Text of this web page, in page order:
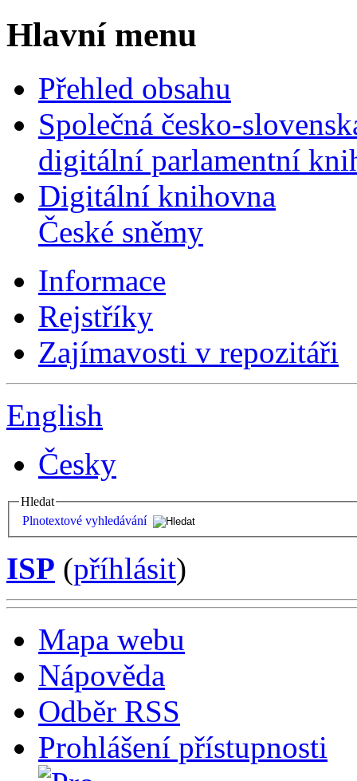
Hlavní menu
Přehled obsahu
Společná česko-
digitální parlamentní
Digitální knihovna
České sněmy
Informace
Rejstříky
Zajímavosti v repozitáři
English
Česky
Hledat
Plnotextové vyhledávání
ISP (příhlásit)
Mapa webu
Nápověda
Odběr RSS
Prohlášení přístupnosti